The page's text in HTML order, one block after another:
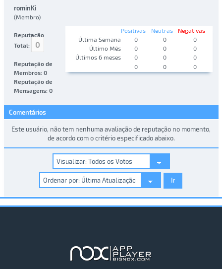
rominKi
(Membro)
Reputação
Total:
0
Reputação de
Membros: 0
Reputação de
Mensagens: 0
Positivas Neutras
Negativas
Última Semana
0 0
0
Último Mês
0 0
0
Últimos 6 meses
0 0
0
0
0 0
Comentários
Este usuário, não tem nenhuma avaliação de reputação no momento,
de acordo com o critério especificado abaixo.